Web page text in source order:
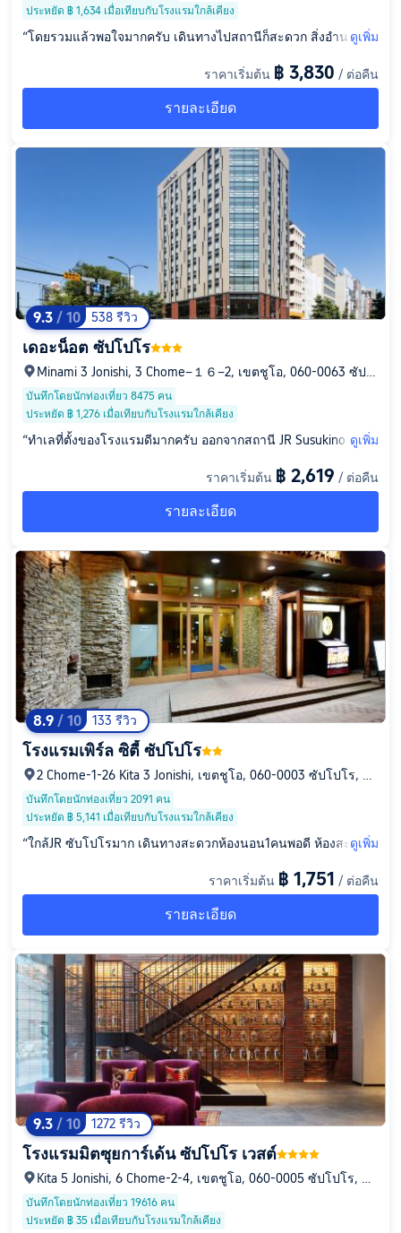
ประหยัด ฿ 1,634 เมื่อเทียบกับโรงแรมใกล้เคียง
“โดยรวมแล้วพอใจมากครับ เดินทางไปสถานีก็สะดวก สิ่งอำนวยคว
สร็จก็ทานไอติมได้ด้วย ความสะอาด: ดีมากครับ พักอยู่ 4 คืน เปลี่ย
งรบกวน บริการ: ดีมากครับ เข้าออกก็ทักทายอย่างสุภาพ อาหารเช้า
ดูเพิ่ม
ราคาเริ่มต้น ฿ 3,830 / ต่อคืน
รายละเอียด
9.3 / 10 538 รีวิว
เดอะน็อต ซัปโปโร
Minami 3 Jonishi, 3 Chome−１６−2, เขตชูโอ, 060-0063 ซัปโ
ปโร, ฮอกไกโด, ญี่ปุ่น
บันทึกโดยนักท่องเที่ยว 8475 คน
ประหยัด ฿ 1,276 เมื่อเทียบกับโรงแรมใกล้เคียง
“ทำเลที่ตั้งของโรงแรมดีมากครับ ออกจากสถานี JR Susukino มาก็ถึ
ค้าเล็กๆ เยอะแยะเลย ไม่ต้องห่วงเรื่องอาหารการกินครับ มีซูเปอร์ม
ครับ พักกี่วันก็ได้ตามจำนวนวันที่พัก และได้ตามจำนวนคนเข้าพักด้
าก อาบสบายมากครับ หน้าหนาวแอร์ร้อนสุดๆ ไปเลย”
ดูเพิ่ม
ราคาเริ่มต้น ฿ 2,619 / ต่อคืน
รายละเอียด
8.9 / 10 133 รีวิว
โรงแรมเพิร์ล ซิตี้ ซัปโปโร
2 Chome-1-26 Kita 3 Jonishi, เขตชูโอ, 060-0003 ซัปโปโร, ฮอ
กไกโด, ญี่ปุ่น
บันทึกโดยนักท่องเที่ยว 2091 คน
ประหยัด ฿ 5,141 เมื่อเทียบกับโรงแรมใกล้เคียง
“ใกล้JR ซับโปโรมาก เดินทางสะดวกห้องนอน1คนพอดี ห้องสะอาด
ดูเพิ่ม
ราคาเริ่มต้น ฿ 1,751 / ต่อคืน
รายละเอียด
9.3 / 10 1272 รีวิว
โรงแรมมิตซุยการ์เด้น ซัปโปโร เวสต์
Kita 5 Jonishi, 6 Chome-2-4, เขตชูโอ, 060-0005 ซัปโปโร, ฮอ
กไกโด, ญี่ปุ่น
บันทึกโดยนักท่องเที่ยว 19616 คน
ประหยัด ฿ 35 เมื่อเทียบกับโรงแรมใกล้เคียง